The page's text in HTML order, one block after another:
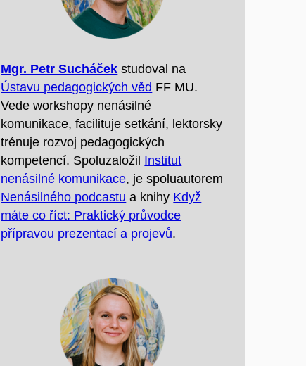
Mgr. Petr Sucháček studoval na
Ústavu pedagogických věd FF MU.
Vede workshopy nenásilné
komunikace, facilituje setkání, lektorsky
trénuje rozvoj pedagogických
kompetencí. Spoluzaložil Institut
nenásilné komunikace, je spoluautorem
Nenásilného podcastu a knihy Když
máte co říct: Praktický průvodce
přípravou prezentací a projevů.